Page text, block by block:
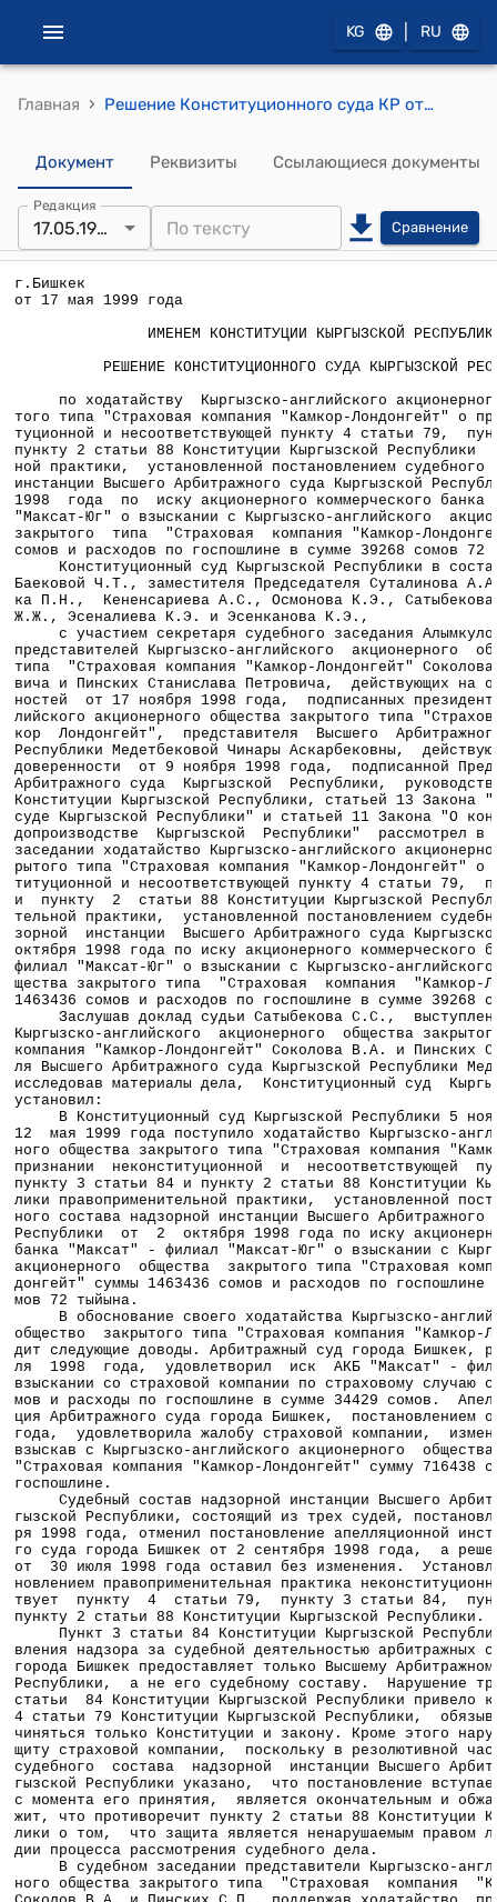
KG RU
Главная › Решение Конституционного суда КР от 17 мая 1999 года по ходатайству Кыргызско-английского акционерного общества закрытого типа "Страховая компания "Камкор-Лондонгейт" о признании неконституционной и несоответствующей пункту 4 статьи 79, пункту 3 статьи 84 и пункту 2 статьи 88 Конституции Кыргызской Республики правоприменительной практики, установленной постановлением судебного состава надзорной инстанции Высшего Арбитражного суда Кыргызской Республики от 2 октября 1998 года
Документ Реквизиты Ссылающиеся документы
Редакция
17.05.1999 Сравнение